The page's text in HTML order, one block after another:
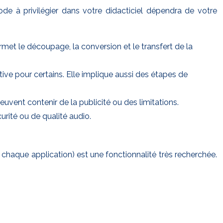
à privilégier dans votre didacticiel dépendra de votre
le découpage, la conversion et le transfert de la
pour certains. Elle implique aussi des étapes de
contenir de la publicité ou des limitations.
ou de qualité audio.
application) est une fonctionnalité très recherchée.